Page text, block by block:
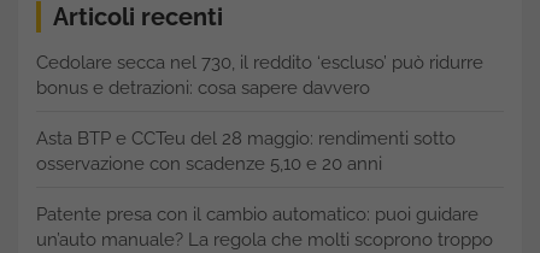
Articoli recenti
Cedolare secca nel 730, il reddito ‘escluso’ può ridurre
bonus e detrazioni: cosa sapere davvero
Asta BTP e CCTeu del 28 maggio: rendimenti sotto
osservazione con scadenze 5,10 e 20 anni
Patente presa con il cambio automatico: puoi guidare
un’auto manuale? La regola che molti scoprono troppo